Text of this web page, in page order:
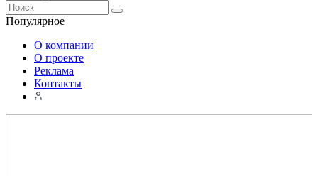
Популярное
О компании
О проекте
Реклама
Контакты